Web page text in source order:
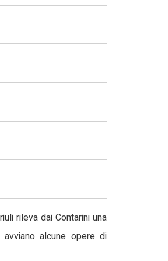
rileva dai Contarini una
alcune opere di